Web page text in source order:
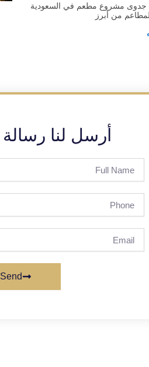
جدوى مشروع مطعم في السعودية
من أبرز
أرسل لنا رسالة
Name
Send